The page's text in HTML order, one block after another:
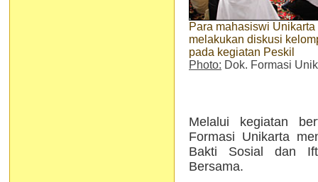
Para mahasiswi Unikarta
melakukan diskusi
pada kegiatan Peskil
Photo: Dok. Formasi
Melalui kegiatan
Formasi Unikarta
Bakti Sosial dan
Bersama.